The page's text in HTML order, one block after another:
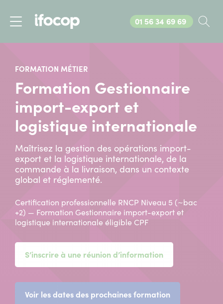
Appelez-nous au
01 56 34 69 69
FORMATION MÉTIER
Formation Gestionnaire
import-export et
logistique internationale
Maîtrisez la gestion des opérations import-
export et la logistique internationale, de la
commande à la livraison, dans un contexte
global et réglementé.
Certification professionnelle RNCP Niveau 5 (~bac
+2) — Formation Gestionnaire import-export et
logistique internationale éligible CPF
S’inscrire à une réunion d’information
Voir les dates des prochaines formation(nouvelle